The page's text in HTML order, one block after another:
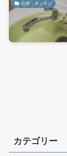
台所・キッチン
カテゴリー